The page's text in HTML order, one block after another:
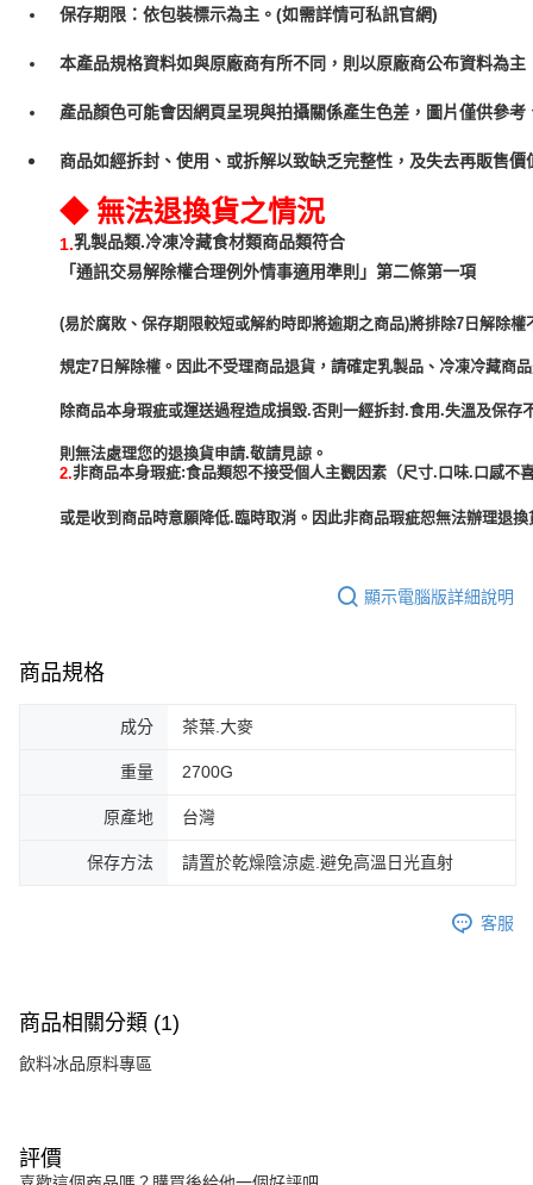
保存期限：依包裝標示為主。(如需詳情可私訊官網)
本產品規格資料如與原廠商有所不同，則以原廠商公布資料為主
產品顏色可能會因網頁呈現與拍攝關係產生色差，圖片僅供參
商品如經拆封、使用、或拆解以致缺乏完整性，及失去再販售
◆ 無法退換貨之情況
1.乳製品類.冷凍冷藏食材類商品類符合
「通訊交易解除權合理例外情事適用準則」第二條第一項
(易於腐敗、保存期限較短或解約時即將逾期之商品)將排除7日解除權
規定7日解除權。因此不受理商品退貨，請確定乳製品、冷凍冷藏商
除商品本身瑕疵或運送過程造成損毀.否則一經拆封.食用.失溫及保存
2.非商品本身瑕疵:食品類恕不接受個人主觀因素（尺寸.口味.口感不
或是收到商品時意願降低.臨時取消。因此非商品瑕疵恕無法辦理退
顯示電腦版詳細說明
商品規格
成分 茶葉.大麥
重量 2700G
原產地 台灣
保存方法 請置於乾燥陰涼處.避免高溫日光直射
客服
商品相關分類 (1)
飲料冰品原料專區
評價